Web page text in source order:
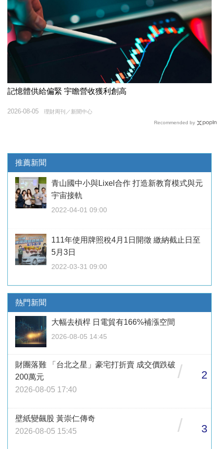
記憶體供給偏緊 宇瞻營收獲利創高
理財周刊／新聞中心
2026-08-05
Recommended by
推薦新聞
青山國中小與Lixel合作 打造新教育模式與元
宇宙接軌
2022-04-01 09:00
111年使用牌照稅4月1日開徵 繳納截止日至
5月3日
2022-03-31 09:00
熱門新聞
大幅去槓桿 日電貿有166%補漲空間
2026-08-05 14:45
財團落難 「台北之星」豪宅打折賣 成交價跌破
200萬元
2026-08-05 17:40
/ 2
壁紙變飆股 黃崇仁傳奇
2026-08-05 15:45
/ 3